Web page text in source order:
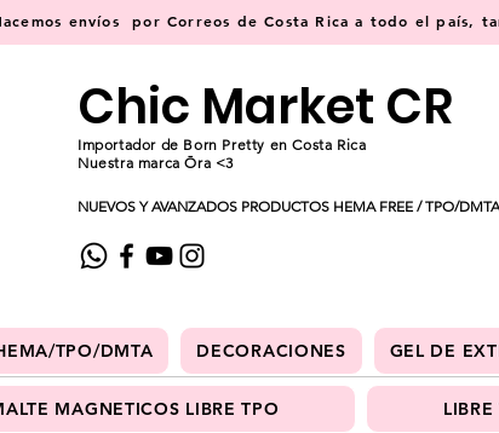
envíos por Correos de Costa Rica a todo el país,
Chic Market CR
Importador de Born Pretty en Costa Rica
Nuestra marca Ōra <3
NUEVOS Y AVANZADOS PRODUCTOS HEMA FREE / TPO/DMTA
TPO/DMTA DECORACIONES GEL DE
MAGNETICOS LIBRE TPO